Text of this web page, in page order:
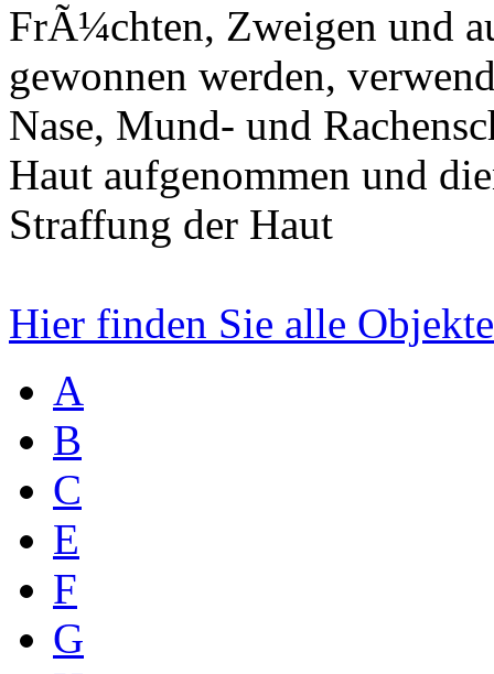
FrÃ¼chten, Zweigen und
gewonnen werden,
Nase, Mund- und
Haut aufgenommen und
Straffung der Haut
Hier finden Sie alle
A
B
C
E
F
G